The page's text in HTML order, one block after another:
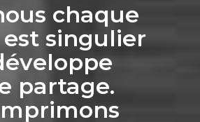
chaque
singulier
partage.